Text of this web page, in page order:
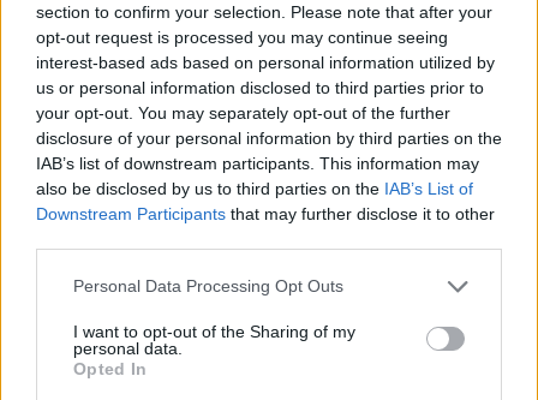
section to confirm your selection. Please note that after your
opt-out request is processed you may continue seeing
interest-based ads based on personal information utilized by
us or personal information disclosed to third parties prior to
your opt-out. You may separately opt-out of the further
disclosure of your personal information by third parties on the
IAB’s list of downstream participants. This information may
also be disclosed by us to third parties on the IAB’s List of
Downstream Participants that may further disclose it to other
Personal Data Processing Opt Outs
I want to opt-out of the Sharing of my
personal data.
Opted In
Στο ποσό αυτό, δεν περιλαμβάνονται οι
προσαυξήσεις εκπρόθεσμης καταβολής, οι τόκοι
εκπρόθεσμης καταβολής ή και πρόστιμα
εκπρόθεσμης καταβολής.
Σε ότι αφορά στους έχοντες χρέη προς το δημόσιο
άνω των 500 ευρώ, η ΑΑΔΕ προβαίνει σε κατάσχεση
και απαιτήσεων, γενικώς, του οφειλέτη
που
βρίσκονται στα χέρια τρίτου, σε κατάσχεση